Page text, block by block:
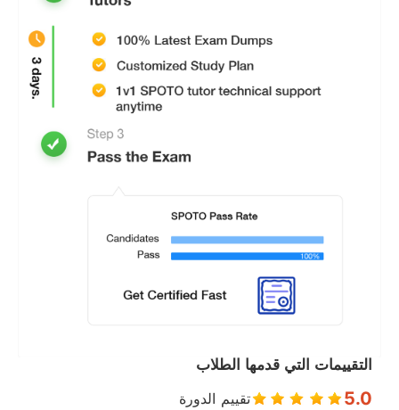
التقييمات التي قدمها الطلاب
5.0 تقييم الدورة